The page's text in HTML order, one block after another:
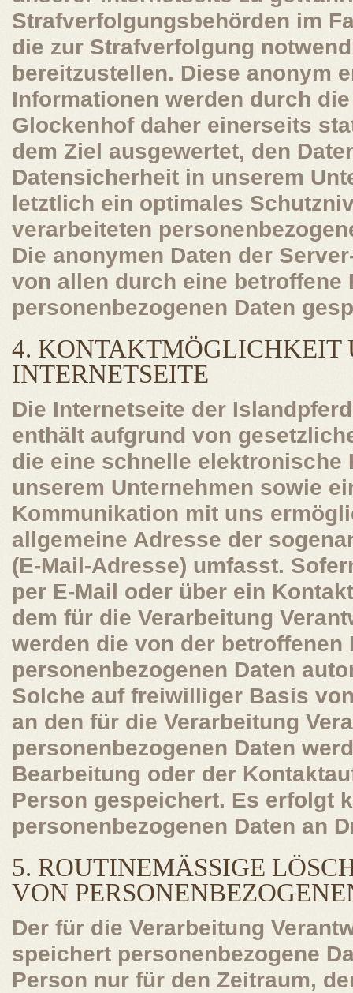
Strafverfolgungsbehörden im
die zur Strafverfolgung
bereitzustellen. Diese anonym
Informationen werden durch
Glockenhof daher einerseits
dem Ziel ausgewertet, den
Datensicherheit in unserem
letztlich ein optimales
verarbeiteten
Die anonymen Daten der
von allen durch eine betroffene
personenbezogenen Daten
4. KONTAKTMÖGLICHKEIT
INTERNETSEITE
Die Internetseite der
enthält aufgrund von
die eine schnelle elektronische
unserem Unternehmen sowie
Kommunikation mit uns
allgemeine Adresse der
(E-Mail-Adresse) umfasst.
per E-Mail oder über ein
dem für die Verarbeitung
werden die von der
personenbezogenen Daten
Solche auf freiwilliger Basis
an den für die Verarbeitung
personenbezogenen Daten
Bearbeitung oder der
Person gespeichert. Es erfolgt
personenbezogenen Daten an
5. ROUTINEMÄSSIGE
ON
Der für die Verarbeitung
speichert personenbezogene
Person nur für den Zeitraum,